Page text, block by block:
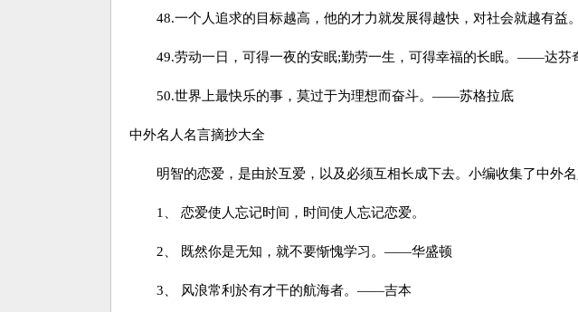
48.一个人追求的目标越高，他的才力就发展得越快，对社会就越有
49.劳动一日，可得一夜的安眠;勤劳一生，可得幸福的长眠。——达芬
50.世界上最快乐的事，莫过于为理想而奋斗。——苏格拉底
中外名人名言摘抄大全
明智的恋爱，是由於互爱，以及必须互相长成下去。小编收集了中外名
1、 恋爱使人忘记时间，时间使人忘记恋爱。
2、 既然你是无知，就不要惭愧学习。——华盛顿
3、 风浪常利於有才干的航海者。——吉本